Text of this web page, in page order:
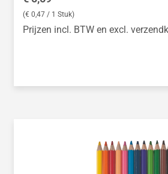
(€ 0,47 / 1 Stuk)
Prijzen incl. BTW en excl.